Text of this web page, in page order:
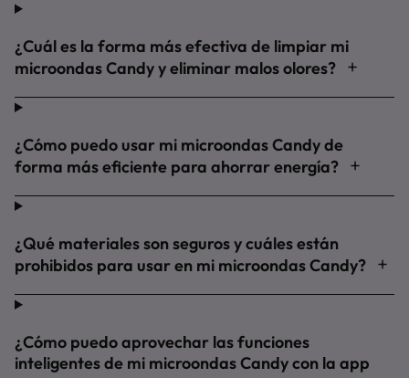
¿Cuál es la forma más efectiva de limpiar mi
microondas Candy y eliminar malos olores?
¿Cómo puedo usar mi microondas Candy de
forma más eficiente para ahorrar energía?
¿Qué materiales son seguros y cuáles están
prohibidos para usar en mi microondas Candy?
¿Cómo puedo aprovechar las funciones
inteligentes de mi microondas Candy con la app